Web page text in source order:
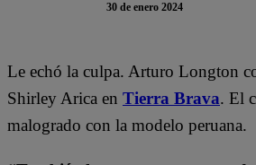
30 de enero 2024
Le echó la culpa. Arturo Longton
Shirley Arica en Tierra Brava. El
malogrado con la modelo peruana.